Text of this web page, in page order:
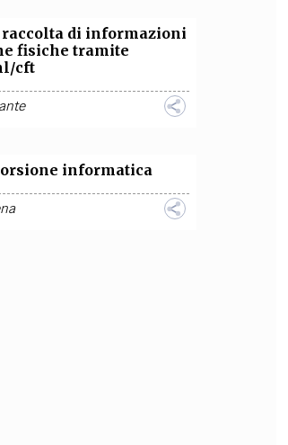
raccolta di informazioni
fisiche tramite
cft
informatica